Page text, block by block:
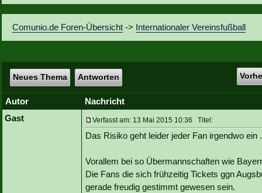
Vereinsfragen
Comunio.de Foren-Übersicht -> Internationaler Vereinsfußball
Neues Thema Antworten
Autor
Nachricht
Gast
Verfasst am: 13 Mai 2015 10:36 Titel:
Das Risiko geht leider jeder Fan irgendwo ein
Vorallem bei so Übermannschaften wie
Die Fans die sich frühzeitig Tickets ggn
gerade freudig gestimmt gewesen sein.